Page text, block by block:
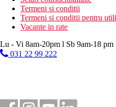
Termeni si conditii
Termeni si conditii pentru
Vacante in rate
Lu - Vi 8am-20pm l Sb 9am-18 pm
031 22 99 222